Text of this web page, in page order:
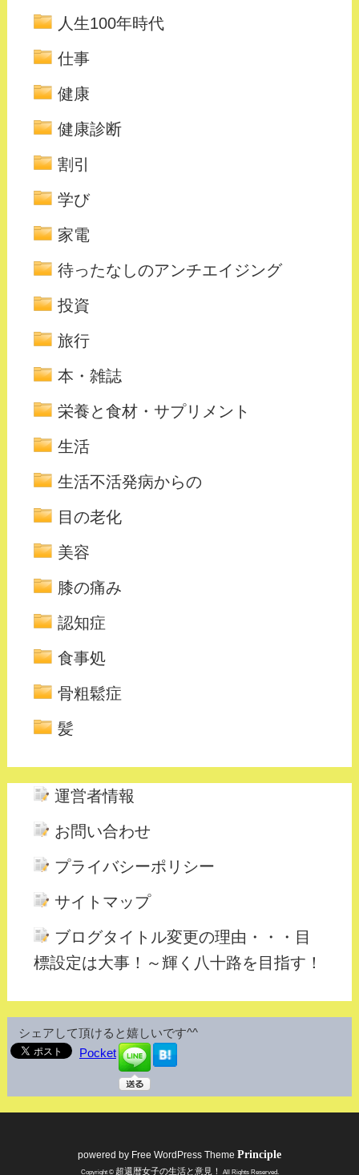
人生100年時代
仕事
健康
健康診断
割引
学び
家電
待ったなしのアンチエイジング
投資
旅行
本・雑誌
栄養と食材・サプリメント
生活
生活不活発病からの
目の老化
美容
膝の痛み
認知症
食事処
骨粗鬆症
髪
運営者情報
お問い合わせ
プライバシーポリシー
サイトマップ
ブログタイトル変更の理由・・・目
標設定は大事！～輝く八十路を目指す！
シェアして頂けると嬉しいです^^
Pocket
powered by Free WordPress Theme Principle
Copyright © 超還暦女子の生活と意見！ All Rights Reserved.